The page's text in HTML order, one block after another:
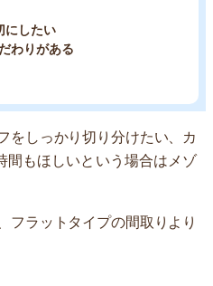
にしたい
わりがある
をしっかり切り分けたい、カ
間もほしいという場合はメゾ
フラットタイプの間取りより